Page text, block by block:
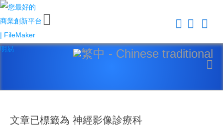
閉
台
文章已標籤為 神經影像診療科